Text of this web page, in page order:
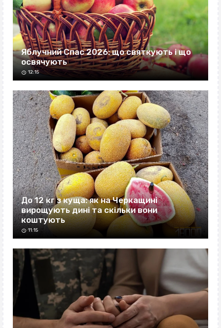
Яблучний Спас 2026: що святкують і що
освячують
12:15
До 12 кг з куща: як на Черкащині
вирощують дині та скільки вони
коштують
11:15